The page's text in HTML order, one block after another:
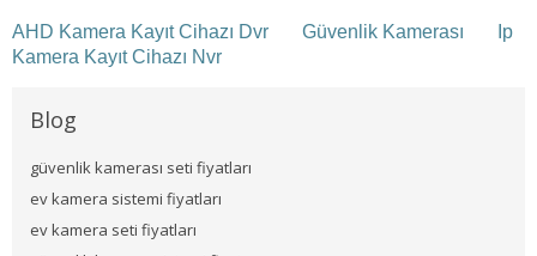
AHD Kamera Kayıt Cihazı Dvr Güvenlik Kamerası
Ip
Kamera Kayıt Cihazı Nvr
Blog
güvenlik kamerası seti fiyatları
ev kamera sistemi fiyatları
ev kamera seti fiyatları